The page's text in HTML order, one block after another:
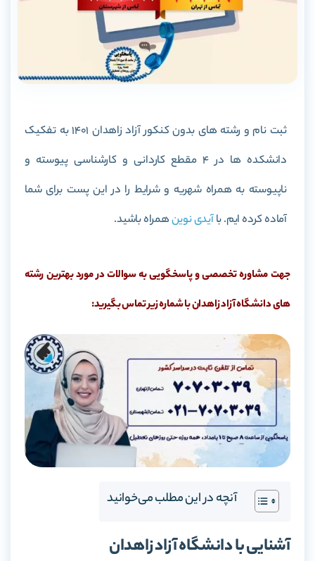
ثبت نام و رشته های بدون کنکور آزاد زاهدان 1401 به تفکیک
دانشکده ها در 4 مقطع کاردانی و کارشناسی پیوسته و
ناپیوسته به همراه شهریه و شرایط را در این پست برای شما
آماده کرده ایم. باآیدی نوینهمراه باشید.
جهت مشاوره تخصصی و پاسخگویی به سوالات در مورد بهترین رشته
های دانشگاه آزاد زاهدان با شماره زیر تماس بگیرید:
آنچه در این مطلب می‌خوانید
آشنایی با دانشگاه آزاد زاهدان